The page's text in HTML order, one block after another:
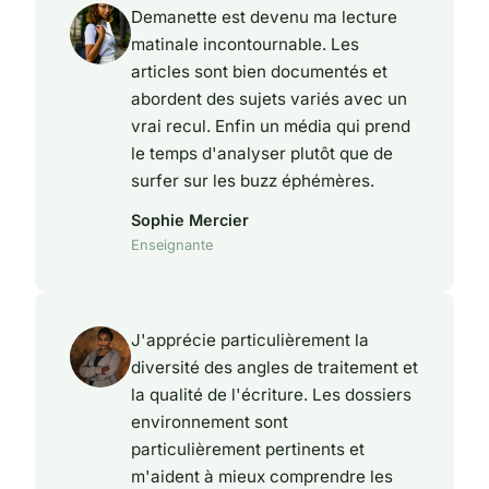
Demanette est devenu ma lecture
matinale incontournable. Les
articles sont bien documentés et
abordent des sujets variés avec un
vrai recul. Enfin un média qui prend
le temps d'analyser plutôt que de
surfer sur les buzz éphémères.
Sophie Mercier
Enseignante
J'apprécie particulièrement la
diversité des angles de traitement et
la qualité de l'écriture. Les dossiers
environnement sont
particulièrement pertinents et
m'aident à mieux comprendre les